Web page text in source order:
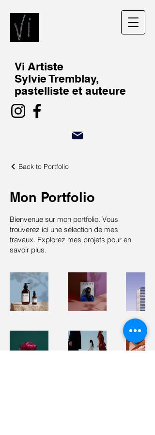
Vi Artiste
Sylvie Tremblay,
pastelliste et auteure
Back to Portfolio
Mon Portfolio
Bienvenue sur mon portfolio. Vous
trouverez ici une sélection de mes
travaux. Explorez mes projets pour en
savoir plus.